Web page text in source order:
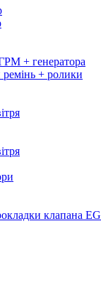
+ генератора
+ ролики
клапана